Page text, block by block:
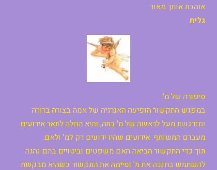
אוהבת אותך מאוד.
גלית
סיפורה של מ':
במפגש התקשור הופיעה האנרגיה של אמה בצורה ברורה
ומודגשת מעל לראשה של מ' בתה, והיא החלה לתאר אירועים
מעברם המשותף. אירועים שהיו ידועים רק למ' ולאם.
תוך כדי התקשור הביאה האם משפטים וביטויים בהם נהגה
להשתמש בחנכה את מ' וסיימה את התקשור כשהיא מבקשת